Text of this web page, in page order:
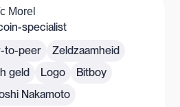
Morel
specialist
to-peer
Zeldzaamheid
geld
Logo
Bitboy
Nakamoto